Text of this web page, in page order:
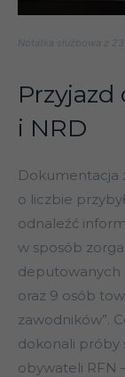
Notatka służbowa z
i NRD
Dokumentacja
o liczbie
odnaleźć
w sposób
deputowanych
oraz 9 osób
zawodników”.
dokonali próby
obywateli RFN